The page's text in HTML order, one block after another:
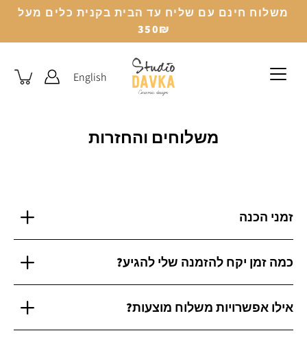
משלוח חינם עם שליח עד הבית בקנית כלים מעל
350₪
English
משלוחים והחזרות
זמני הכנה
כמה זמן יקח להזמנה שלי להגיע?
אילו אפשרויות משלוח מוצעות?